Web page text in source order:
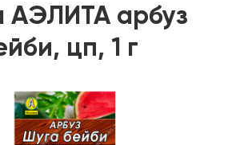
АЭЛИТА арбуз
цп, 1 г